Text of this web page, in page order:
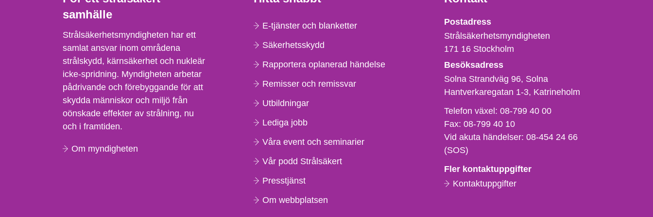
samhälle
Strålsäkerhetsmyndigheten har ett
samlat ansvar inom områdena
strålskydd, kärnsäkerhet och nukleär
icke-spridning. Myndigheten arbetar
pådrivande och förebyggande för att
skydda människor och miljö från
oönskade effekter av strålning, nu
och i framtiden.
Om myndigheten
E-tjänster och blanketter
Säkerhetsskydd
Rapportera oplanerad händelse
Remisser och remissvar
Utbildningar
Lediga jobb
Våra event och seminarier
Vår podd Strålsäkert
Presstjänst
Om webbplatsen
Strålsäkerhetsmyndigheten
Postadress
Strålsäkerhetsmyndigheten
171 16 Stockholm
Besöksadress
Solna Strandväg 96, Solna
Hantverkaregatan 1-3 Katrineholm
Telefon,
fax
och
e-
Telefon växel:08-799 40 00
Fax:08-799 40 10
Vid akuta händelser:08-454 24 66
(SOS)
Fler kontaktuppgifter
Kontaktuppgifter